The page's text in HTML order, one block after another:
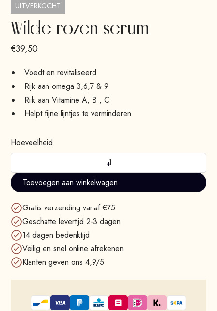
UITVERKOCHT
Wilde rozen serum
€39,50
Voedt en revitaliseerd
Rijk aan omega 3,6,7 & 9
Rijk aan Vitamine A, B , C
Helpt fijne lijntjes te verminderen
Hoeveelheid
+
-
Gratis verzending vanaf €75
Geschatte levertijd 2-3 dagen
14 dagen bedenktijd
Veilig en snel online afrekenen
Klanten geven ons 4,9/5